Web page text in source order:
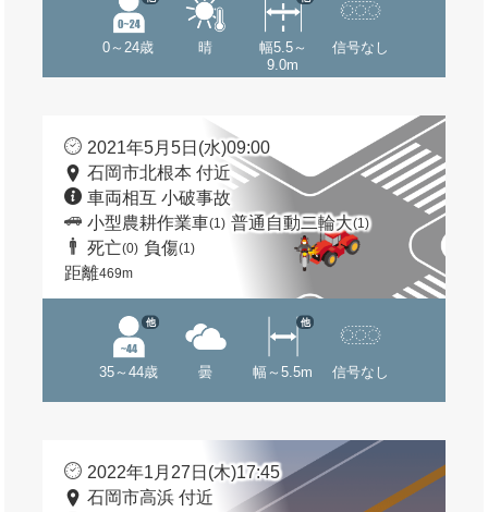
0～24歳 晴
幅5.5～
9.0m
信号なし
2021年5月5日(水)09:00
石岡市北根本 付近
車両相互 小破事故
小型農耕作業車(1) 普通自動二輪大(1)
死亡(0) 負傷(1)
距離469m
35～44歳
他
曇 幅～5.5m
他
信号なし
2022年1月27日(木)17:45
石岡市高浜 付近